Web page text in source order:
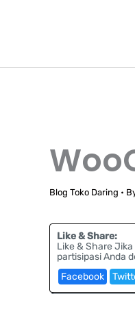
Blog Toko Daring •
Like & Share:
Like & Share
partisipasi Anda
Facebook